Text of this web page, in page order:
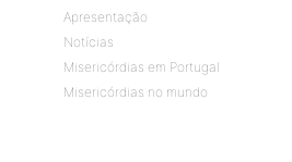
Apresentação
Notícias
Misericórdias em Portugal
Misericórdias no mundo